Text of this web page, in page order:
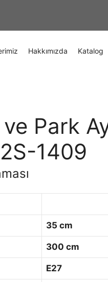
Hakkımızda Katalog
Park
1409
35 cm
300 cm
E27